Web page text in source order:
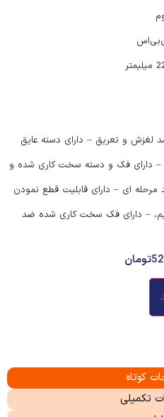
لغزش و تعریق – دارای دسته عایق
برق تا ۵۰۰ ولت – دارای فک و دسته سخت کاری شده و
ای – دارای قابلیت قطع نمودن
– دارای فک سخت کاری شده ضد
تومان
کوتاه
تکمیلی